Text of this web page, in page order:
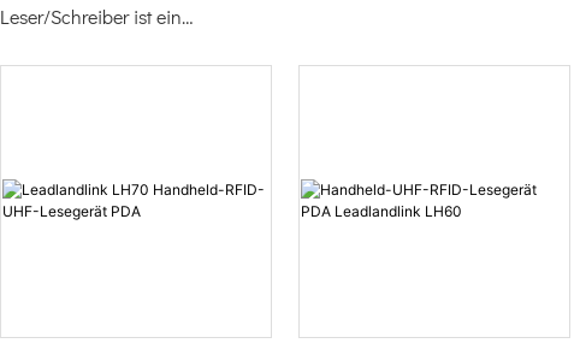
Leser/Schreiber ist ein
handhaben und zu bedienen
und somit die ideale Lösung für